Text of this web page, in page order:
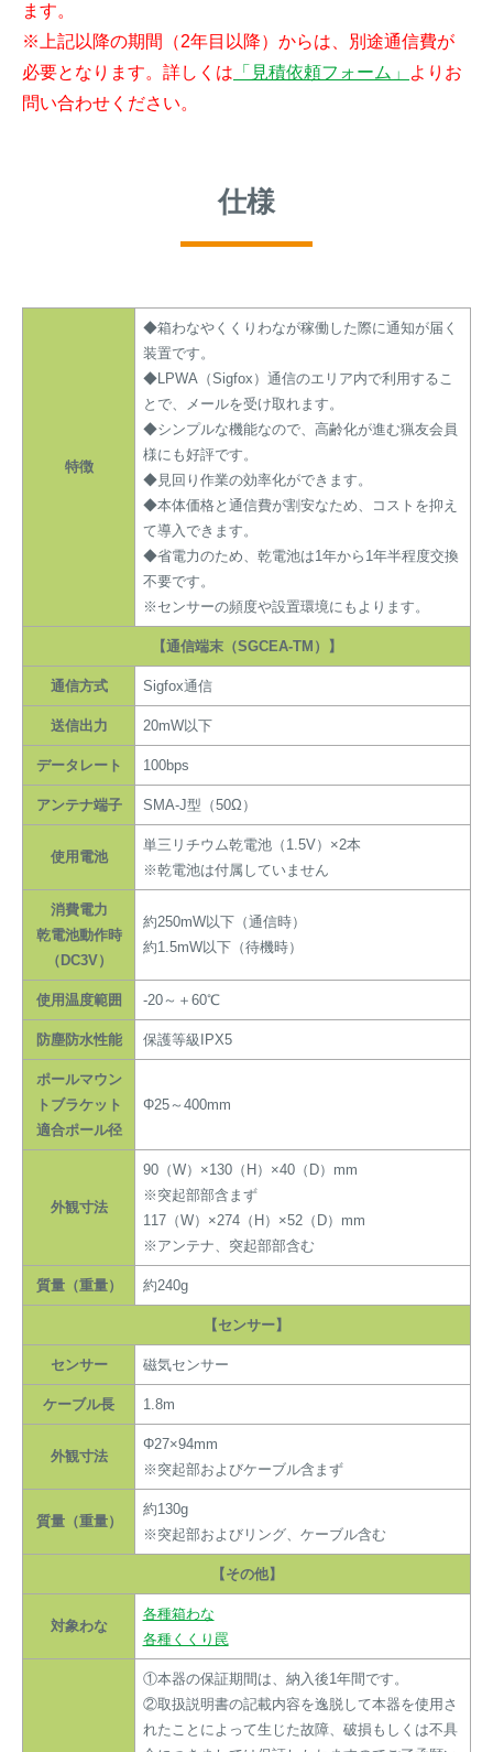
ます。
※上記以降の期間（2年目以降）からは、別途通信費が
必要となります。詳しくは 「見積依頼フォーム」
よりお
問い合わせください。
仕様
特徴
◆箱わなやくくりわなが稼働した際に通知が届く
装置です。
◆LPWA（Sigfox）通信のエリア内で利用するこ
とで、メールを受け取れます。
◆シンプルな機能なので、高齢化が進む猟友会員
様にも好評です。
◆見回り作業の効率化ができます。
◆本体価格と通信費が割安なため、コストを抑え
て導入できます。
◆省電力のため、乾電池は1年から1年半程度交換
不要です。
※センサーの頻度や設置環境にもよります。
【通信端末（SGCEA-TM）】
通信方式 Sigfox通信
送信出力 20mW以下
データレート 100bps
アンテナ端子 SMA-J型（50Ω）
使用電池
単三リチウム乾電池（1.5V）×2本
※乾電池は付属していません
消費電力
乾電池動作時
（DC3V）
約250mW以下（通信時）
約1.5mW以下（待機時）
使用温度範囲 -20～＋60℃
防塵防水性能 保護等級IPX5
ポールマウン
トブラケット
適合ポール径
Φ25～400mm
外観寸法
90（W）×130（H）×40（D）mm
※突起部部含まず
117（W）×274（H）×52（D）mm
※アンテナ、突起部部含む
質量（重量） 約240g
【センサー】
センサー 磁気センサー
ケーブル長 1.8m
外観寸法
Φ27×94mm
※突起部およびケーブル含まず
質量（重量）
約130g
※突起部およびリング、ケーブル含む
【その他】
対象わな
各種箱わな
各種くくり罠
①本器の保証期間は、納入後1年間です。
②取扱説明書の記載内容を逸脱して本器を使用さ
れたことによって生じた故障、破損もしくは不具